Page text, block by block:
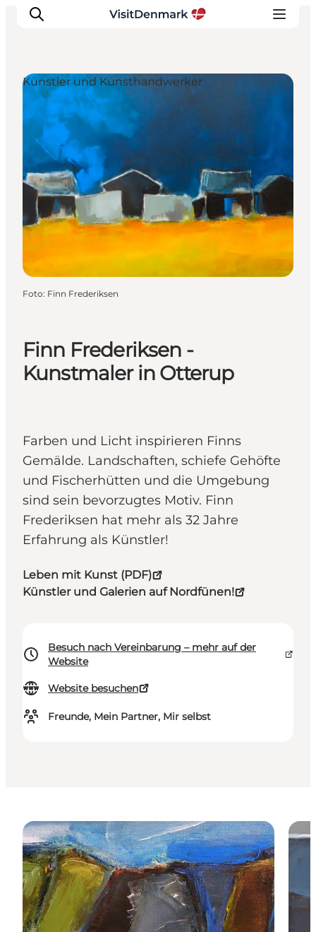
Inspiration
Regionen
Erlebnisse
Unterkünfte
Reiseplanung
Finn Frederiksen -
Kunstmaler in Otterup
Farben und Licht inspirieren Finns
Gemälde. Landschaften, schiefe Gehöfte
und Fischerhütten und die Umgebung
sind sein bevorzugtes Motiv. Finn
Frederiksen hat mehr als 32 Jahre
Erfahrung als Künstler!
Leben mit Kunst (PDF)
Künstler und Galerien auf Nordfünen!
Besuch nach Vereinbarung – mehr auf der
Website
Website besuchen
Freunde, Mein Partner, Mir selbst
Künstler und Kunsthandwerker
Foto: Finn Frederiksen